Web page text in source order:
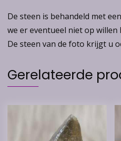
De steen is behandeld met
we er eventueel niet op willen
De steen van de foto krijgt u
Gerelateerde